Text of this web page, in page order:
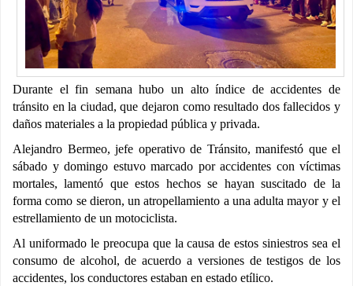
Durante el fin semana hubo un alto índice de accidentes de
tránsito en la ciudad, que dejaron como resultado dos fallecidos y
daños materiales a la propiedad pública y privada.
Alejandro Bermeo, jefe operativo de Tránsito, manifestó que el
sábado y domingo estuvo marcado por accidentes con víctimas
mortales, lamentó que estos hechos se hayan suscitado de la
forma como se dieron, un atropellamiento a una adulta mayor y el
estrellamiento de un motociclista.
Al uniformado le preocupa que la causa de estos siniestros sea el
consumo de alcohol, de acuerdo a versiones de testigos de los
accidentes, los conductores estaban en estado etílico.